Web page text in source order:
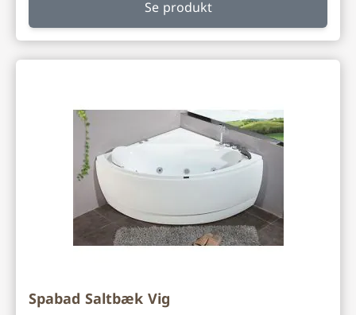
Se produkt
Spabad Saltbæk Vig